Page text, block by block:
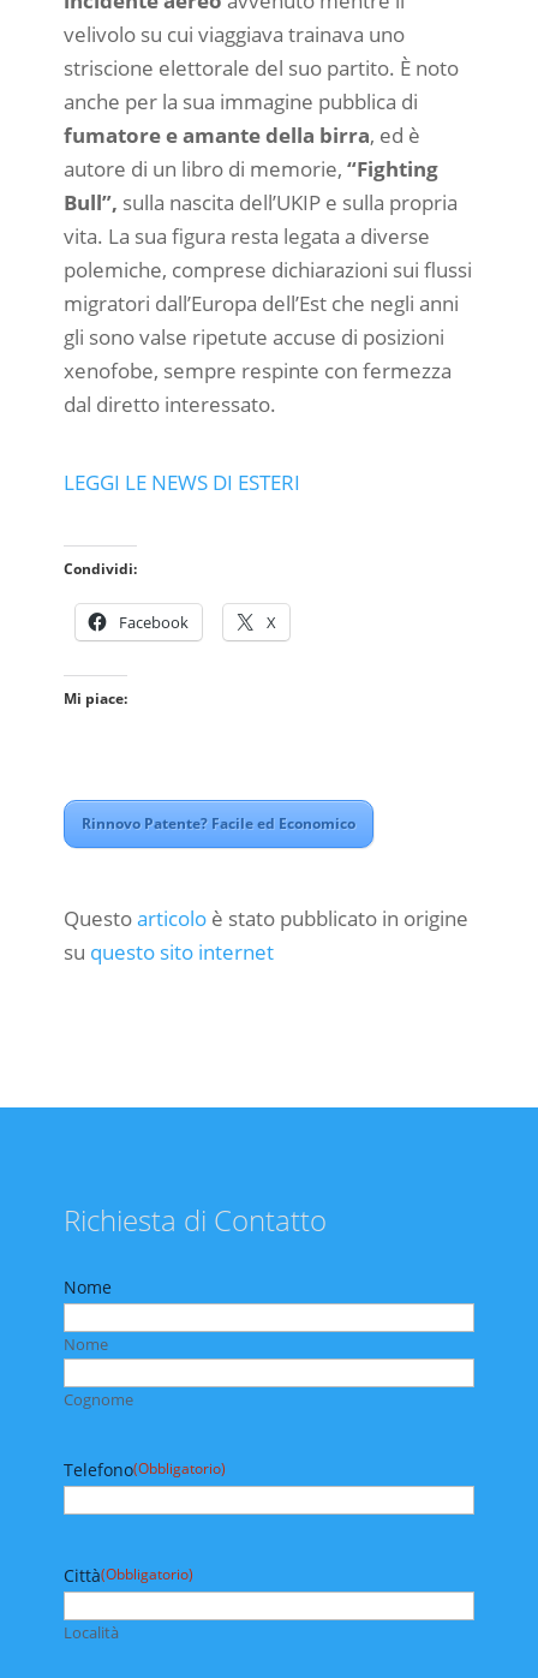
velivolo su cui viaggiava trainava uno
striscione elettorale del suo partito. È noto
anche per la sua immagine pubblica di
fumatore e amante della birra, ed è
autore di un libro di memorie, “Fighting
Bull”, sulla nascita dell’UKIP e sulla propria
vita. La sua figura resta legata a diverse
polemiche, comprese dichiarazioni sui flussi
migratori dall’Europa dell’Est che negli anni
gli sono valse ripetute accuse di posizioni
xenofobe, sempre respinte con fermezza
dal diretto interessato.
LEGGI LE NEWS DI ESTERI
Condividi:
Facebook X
Mi piace:
Rinnovo Patente? Facile ed Economico
Questoarticoloè stato pubblicato in origine
su questo sito internet
Richiesta di Contatto
Nome
Nome
Cognome
Telefono(Obbligatorio)
Città(Obbligatorio)
Località